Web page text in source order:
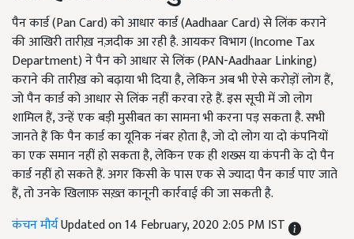
पैन कार्ड (Pan Card) को आधार कार्ड (Aadhaar Card) से लिंक कराने
की आखिरी तारीख़ नज़दीक आ रही है. आयकर विभाग (Income Tax
Department) ने पैन को आधार से लिंक (PAN-Aadhaar Linking)
कराने की तारीख़ को बढ़ाया भी दिया है, लेकिन अब भी ऐसे करोड़ों लोग हैं,
जो पैन कार्ड को आधार से लिंक नहीं करवा रहे हैं. इस सूची में जो लोग
शामिल हैं, उन्हें एक बड़ी मुसीबत का सामना भी करना पड़ सकता है. सभी
जानते हैं कि पैन कार्ड का यूनिक नंबर होता है, जो दो लोग या दो कंपनियों
का एक समान नहीं हो सकता है, लेकिन एक ही शख्स या कंपनी के दो पैन
कार्ड नहीं हो सकते हैं. अगर किसी के पास एक से ज्यादा पैन कार्ड पाए जाते
हैं, तो उनके खिलाफ़ सख़्त कानूनी कार्रवाई की जा सकती है.
कंचन मौर्यUpdated on 14 February, 2020 2:05 PM IST